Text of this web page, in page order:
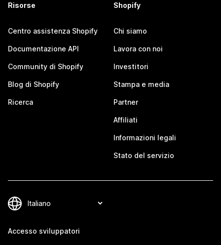
Risorse
Centro assistenza Shopify
Documentazione API
Community di Shopify
Blog di Shopify
Ricerca
Shopify
Chi siamo
Lavora con noi
Investitori
Stampa e media
Partner
Affiliati
Informazioni legali
Stato del servizio
Accesso sviluppatori